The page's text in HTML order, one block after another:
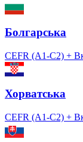
Болгарська
CEFR (A1-C2) +
Хорватська
CEFR (A1-C2) +